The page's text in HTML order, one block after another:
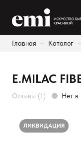
Главная Каталог
Ростов-на-Дону
8 (800) 550-86-95
Палитра
Акции
Программа
E.MILAC
Отзывы (1) Нет в
ЛИКВИДАЦИЯ